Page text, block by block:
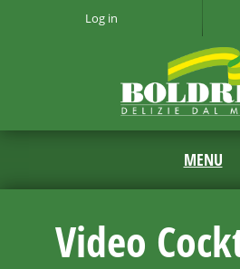
Log in
Video